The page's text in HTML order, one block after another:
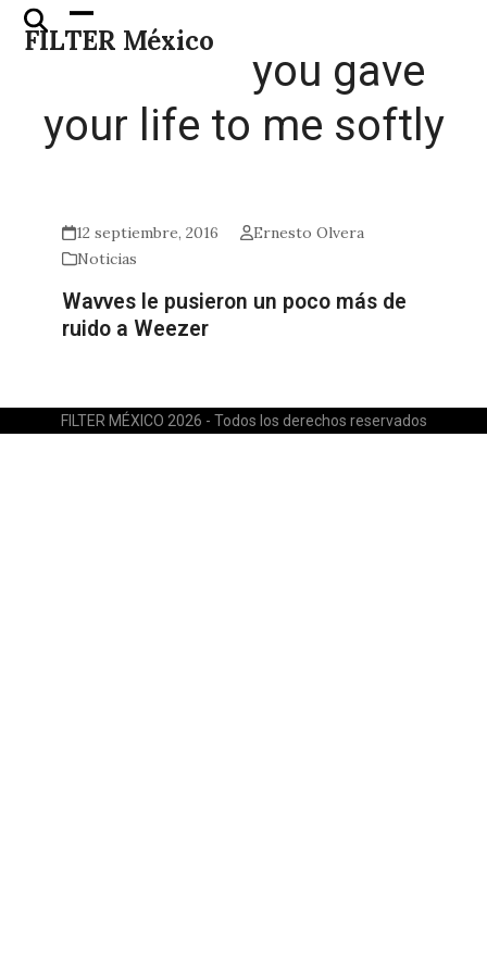
Skip
FILTER México
Open
mobile
Close
mobile
you gave
your life to me softly
12 septiembre, 2016
Ernesto Olvera
Noticias
Wavves le pusieron un poco más de
ruido a Weezer
FILTER MÉXICO 2026 - Todos los derechos reservados